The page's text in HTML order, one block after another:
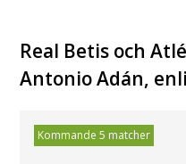
Real Betis och
Antonio Adán,
Kommande 5 matcher